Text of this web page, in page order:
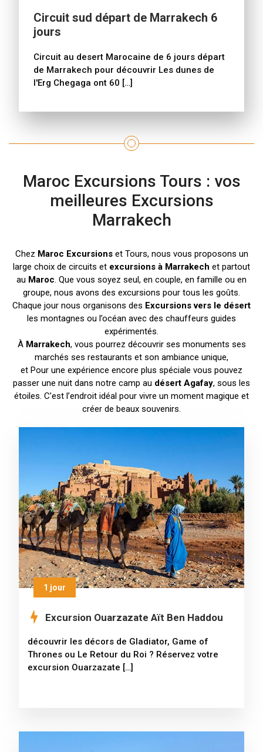
Circuit sud départ de Marrakech 6
jours
Circuit au desert Marocaine de 6 jours départ
de Marrakech pour découvrir Les dunes de
l'Erg Chegaga ont 60 […]
Maroc Excursions Tours : vos
meilleures Excursions
Marrakech
Chez Maroc Excursionset Tours, nous vous proposons un
large choix de circuits et excursions à Marrakech et partout
au Maroc. Que vous soyez seul, en couple, en famille ou en
groupe, nous avons des excursions pour tous les goûts.
Chaque jour nous organisons des Excursions vers le désert
les montagnes ou l’océan avec des chauffeurs guides
expérimentés.
À Marrakech, vous pourrez découvrir ses monuments ses
marchés ses restaurants et son ambiance unique,
et Pour une expérience encore plus spéciale vous pouvez
passer une nuit dans notre camp au désert Agafay, sous les
étoiles. C’est l’endroit idéal pour vivre un moment magique et
créer de beaux souvenirs.
1 jour
Excursion Ouarzazate Aït Ben Haddou
découvrir les décors de Gladiator, Game of
Thrones ou Le Retour du Roi ? Réservez votre
excursion Ouarzazate […]